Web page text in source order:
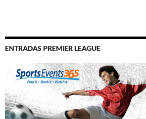
ENTRADAS PREMIER LEAGUE